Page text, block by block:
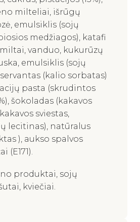
milteliai, išrūgų
emulsiklis (sojų
medžiagos), katafi
vanduo, kukurūzų
emulsiklis (sojų
(kalio sorbatas)
pasta (skrudintos
šokoladas (kakavos
sviestas,
lecitinas), natūralus
), aukso spalvos
(E171).
produktai, sojų
kviečiai.